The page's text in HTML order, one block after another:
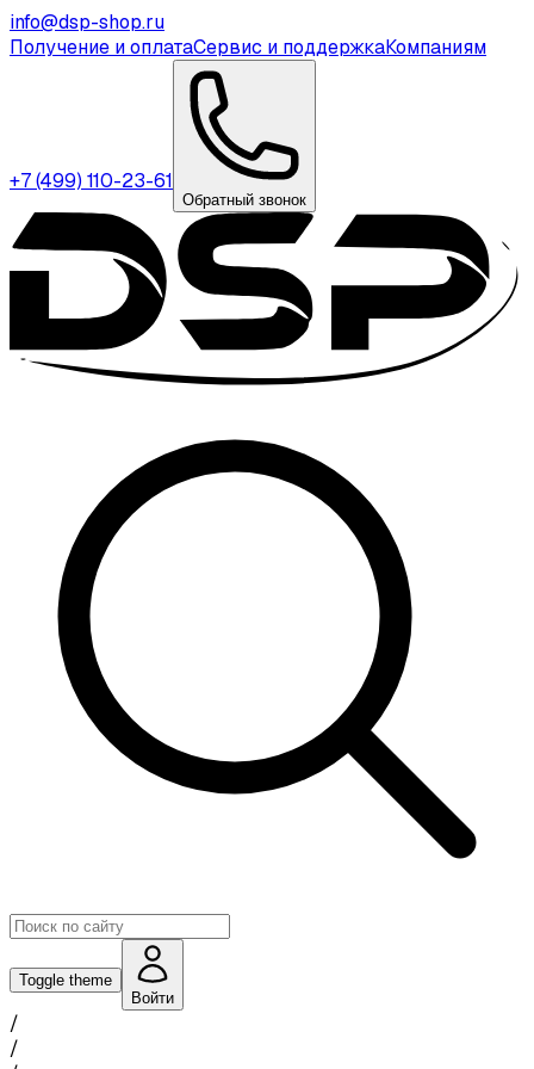
info@dsp-shop.ru
Получение и оплатаСервис и поддержкаКомпаниям
+7 (499) 110-23-61
Обратный звонок
Toggle theme
Войти
/
/